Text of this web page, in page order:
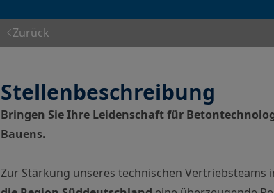
Tunnelsysteme
Vergussbeton
Zurück
Stellenbeschreibung
Bringen Sie Ihre Leidenschaft für
Bauens.
Zur Stärkung unseres technischen Vertriebsteams